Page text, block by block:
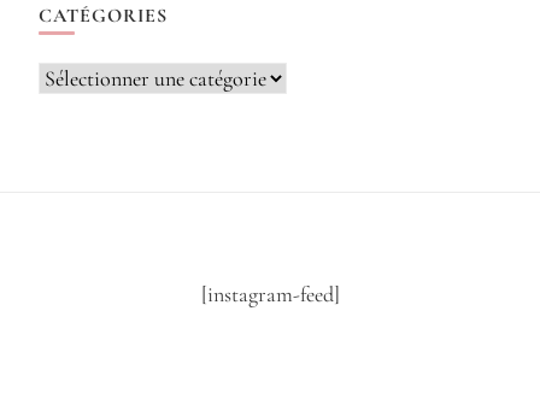
CATÉGORIES
Catégories
[instagram-feed]